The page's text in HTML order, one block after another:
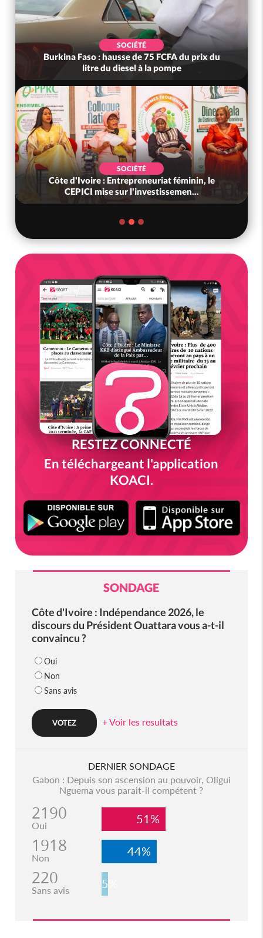
SOCIÉTÉ
Burkina Faso : hausse de 75 FCFA du prix du
litre du diesel à la pompe
SOCIÉTÉ
Côte d'Ivoire : Entrepreneuriat féminin, le
CEPICI mise sur l'investissemen...
RESTEZ CONNECTÉ
En téléchargeant l'application
KOACI.
SONDAGE
Côte d'Ivoire : Indépendance 2026, le
discours du Président Ouattara vous a-t-il
convaincu ?
Oui
Non
Sans avis
+ Voir les resultats
DERNIER SONDAGE
Gabon : Depuis son ascension au pouvoir, Oligui
Nguema vous parait-il compétent ?
2190
Oui 51%
1918
Non 44%
220
Sans avis 5%